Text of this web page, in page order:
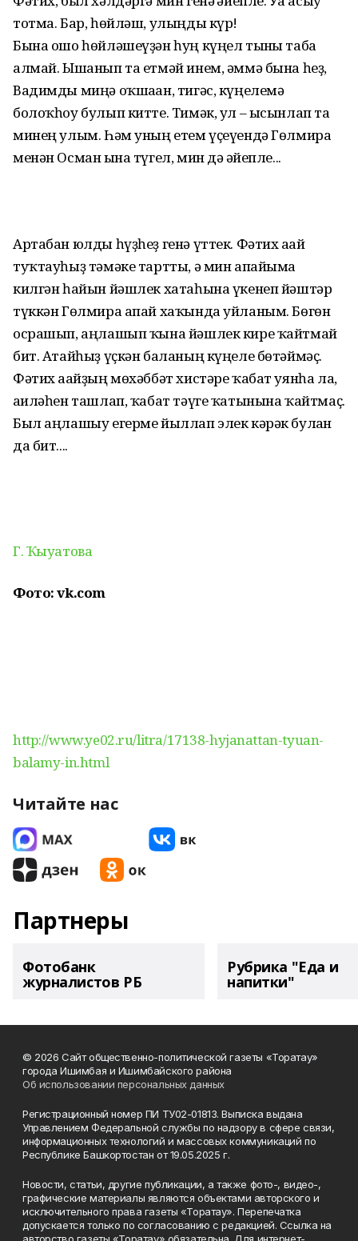
тотма. Бар, һөйләш, улыңды күр!
Бына ошо һөйләшеүҙән һуң күңел тынғы таба
алмай. Ышанып та етмәй инем, әммә бына һеҙ,
Вадимды миңә оҡшаған, тигәс, күңелемә
болоҡһоу булып китте. Тимәк, ул – ысынлап та
минең улым. Һәм уның етем үҫеүендә Гөлмира
менән Осман ғына түгел, мин дә ғәйепле...
Артабан юлды һүҙһеҙ генә үттек. Фәтих ағай
туҡтауһыҙ тәмәке тартты, ә мин апайыма
килгән һайын йәшлек хатаһына үкенеп йәштәр
түккән Гөлмира апай хаҡында уйланым. Бөгөн
осрашып, аңлашып ҡына йәшлек кире ҡайтмай
бит. Атайһыҙ үҫкән баланың күңеле бөтәймәҫ.
Фәтих ағайҙың мөхәббәт хистәре ҡабат уянһа ла,
ғаиләһен ташлап, ҡабат тәүге ҡатынына ҡайтмаҫ.
Был аңлашыу егерме йыллап элек кәрәк булған
да бит....
Г. Ҡыуатова
Фото: vk.com
http://www.ye02.ru/litra/17138-hyjanattan-tyuan-
balamy-in.html
Читайте нас
Партнеры
Фотобанк
журналистов РБ
Рубрика "Еда и
напитки"
© 2026 Сайт общественно-политической газеты «Торатау»
города Ишимбая и Ишимбайского района
Об использовании персональных данных
Регистрационный номер ПИ ТУ02-01813. Выписка выдана
Управлением Федеральной службы по надзору в сфере связи,
информационных технологий и массовых коммуникаций по
Республике Башкортостан от 19.05.2025 г.
Новости, статьи, другие публикации, а также фото-, видео-,
графические материалы являются объектами авторского и
исключительного права газеты «Торатау». Перепечатка
допускается только по согласованию с редакцией. Ссылка на